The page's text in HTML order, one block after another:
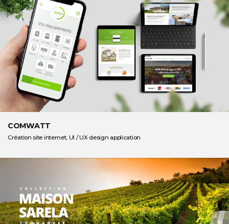
COMWATT
Création site internet, UI / UX design application